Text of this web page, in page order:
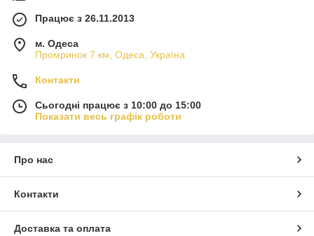
Працює з 26.11.2013
м. Одеса
Промринок 7 км, Одеса, Україна
Контакти
Сьогодні працює з 10:00 до 15:00
Показати весь графік роботи
Про нас
Контакти
Доставка та оплата